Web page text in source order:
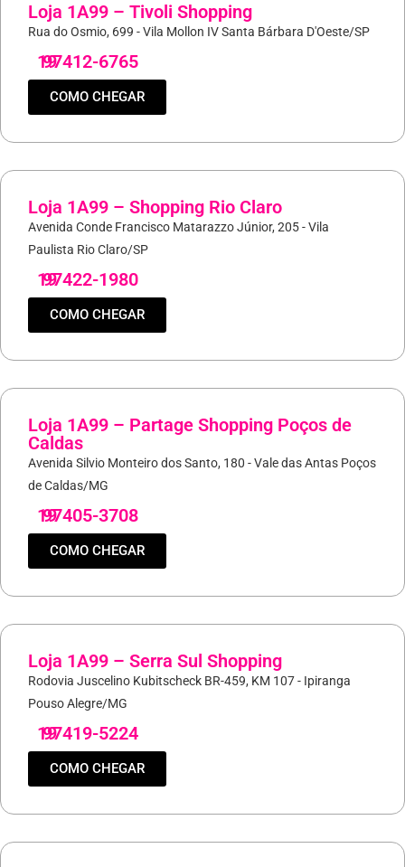
Loja 1A99 – Tivoli Shopping
Rua do Osmio, 699 - Vila Mollon IV Santa Bárbara D'Oeste/SP
19
97412-6765
COMO CHEGAR
Loja 1A99 – Shopping Rio Claro
Avenida Conde Francisco Matarazzo Júnior, 205 - Vila
Paulista Rio Claro/SP
19
97422-1980
COMO CHEGAR
Loja 1A99 – Partage Shopping Poços de
Caldas
Avenida Silvio Monteiro dos Santo, 180 - Vale das Antas Poços
de Caldas/MG
19
97405-3708
COMO CHEGAR
Loja 1A99 – Serra Sul Shopping
Rodovia Juscelino Kubitscheck BR-459, KM 107 - Ipiranga
Pouso Alegre/MG
19
97419-5224
COMO CHEGAR